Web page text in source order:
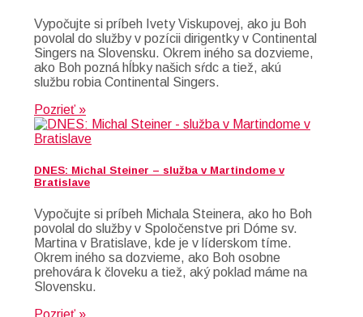
Vypočujte si príbeh Ivety Viskupovej, ako ju Boh
povolal do služby v pozícii dirigentky v Continental
Singers na Slovensku. Okrem iného sa dozvieme,
ako Boh pozná hĺbky našich sŕdc a tiež, akú
službu robia Continental Singers.
Pozrieť »
DNES: Michal Steiner – služba v Martindome v
Bratislave
Vypočujte si príbeh Michala Steinera, ako ho Boh
povolal do služby v Spoločenstve pri Dóme sv.
Martina v Bratislave, kde je v líderskom tíme.
Okrem iného sa dozvieme, ako Boh osobne
prehovára k človeku a tiež, aký poklad máme na
Slovensku.
Pozrieť »